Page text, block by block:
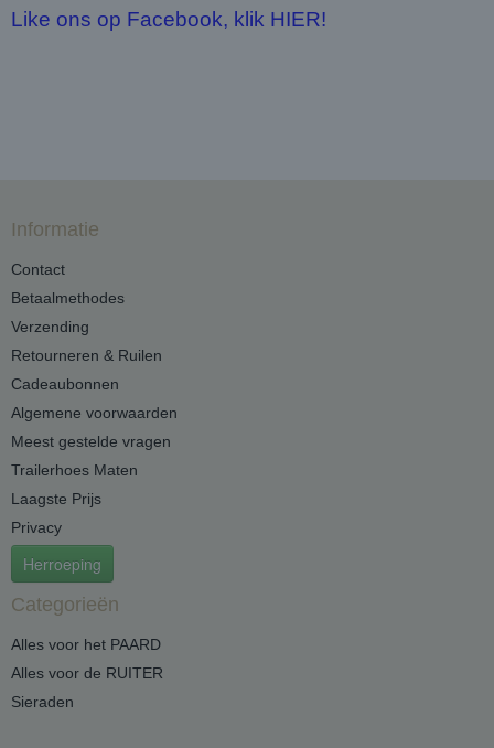
Like ons op Facebook, klik HIER!
Informatie
Contact
Betaalmethodes
Verzending
Retourneren & Ruilen
Cadeaubonnen
Algemene voorwaarden
Meest gestelde vragen
Trailerhoes Maten
Laagste Prijs
Privacy
Herroeping
Categorieën
Alles voor het PAARD
Alles voor de RUITER
Sieraden